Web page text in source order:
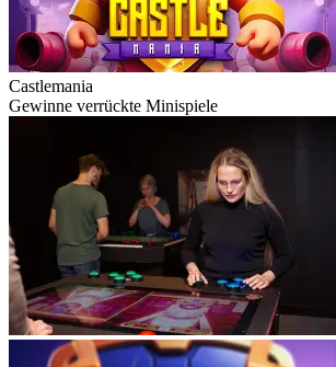
Castlemania
Gewinne verrückte Minispiele